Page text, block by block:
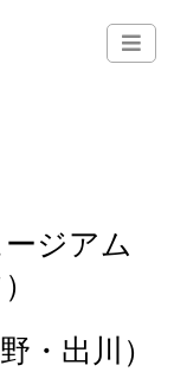
ジアム
・出川）